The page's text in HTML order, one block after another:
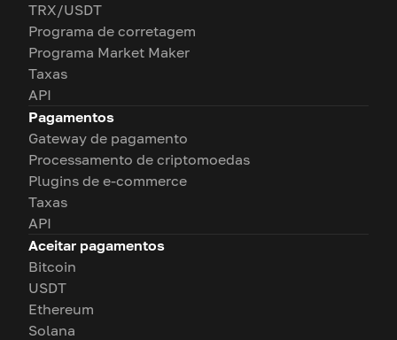
TRX/USDT
Programa de corretagem
Programa Market Maker
Taxas
API
Pagamentos
Gateway de pagamento
Processamento de criptomoedas
Plugins de e-commerce
Taxas
API
Aceitar pagamentos
Bitcoin
USDT
Ethereum
Solana